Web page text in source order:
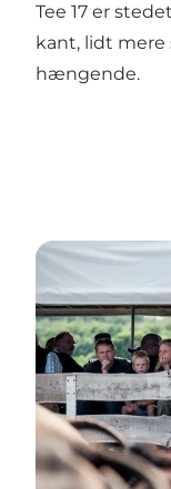
Tee 17 er
kant, lidt mere
hængende.